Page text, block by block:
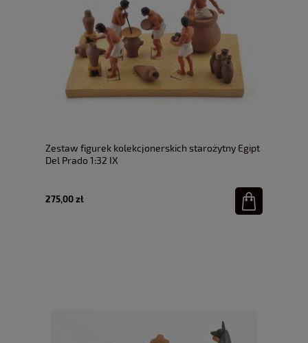
Zestaw figurek kolekcjonerskich starożytny Egipt
Del Prado 1:32 IX
275,00 zł